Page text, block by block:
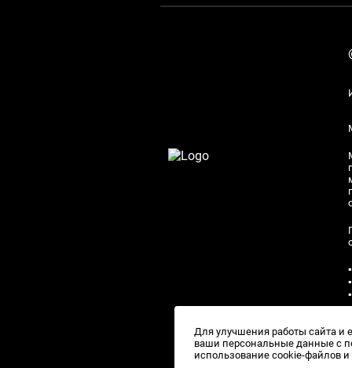
Для улучшения работы сайта и
ваши персональные данные с
использование cookie-файлов